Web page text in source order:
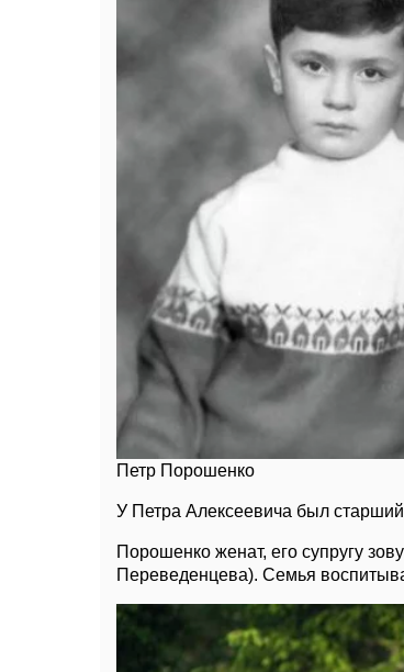
Петр Порошенко
У Петра Алексеевича был
Порошенко женат, его супругу
Переведенцева). Семья